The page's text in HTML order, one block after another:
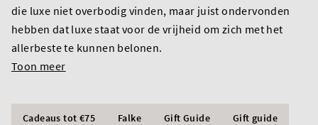
die luxe niet overbodig vinden, maar juist ondervonden
hebben dat luxe staat voor de vrijheid om zich met het
allerbeste te kunnen belonen.
Toon meer
Cadeaus tot €75 Falke Gift Guide Gift guide